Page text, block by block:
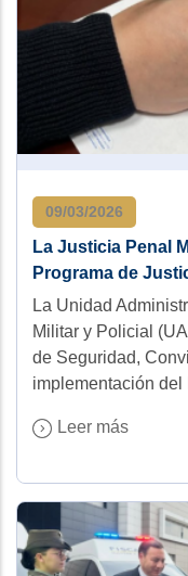
La Justicia Penal
Programa de
La Unidad
Militar y Policial
de Seguridad,
implementación
09/03/2026
Leer más